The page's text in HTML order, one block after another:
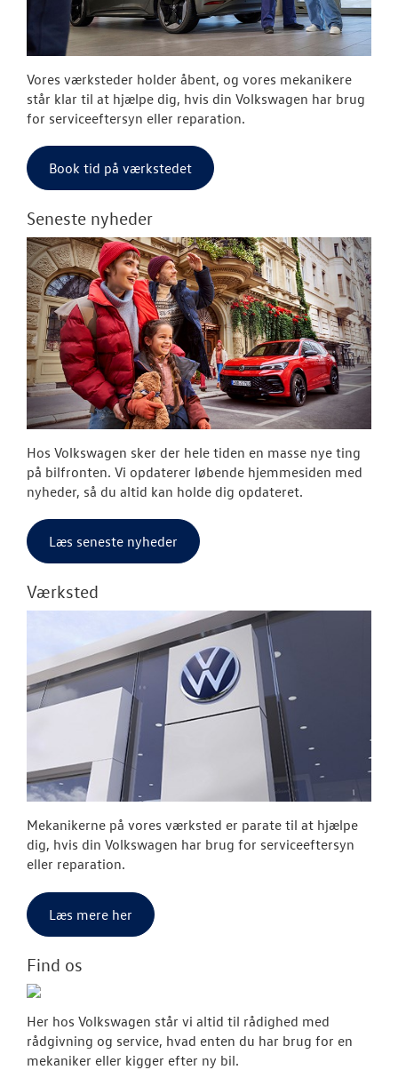
Vores værksteder holder åbent, og vores mekanikere
står klar til at hjælpe dig, hvis din Volkswagen har brug
for serviceeftersyn eller reparation.
Book tid på værkstedet
Seneste nyheder
Hos Volkswagen sker der hele tiden en masse nye ting
på bilfronten. Vi opdaterer løbende hjemmesiden med
nyheder, så du altid kan holde dig opdateret.
Læs seneste nyheder
Værksted
Mekanikerne på vores værksted er parate til at hjælpe
dig, hvis din Volkswagen har brug for serviceeftersyn
eller reparation.
Læs mere her
Find os
Her hos Volkswagen står vi altid til rådighed med
rådgivning og service, hvad enten du har brug for en
mekaniker eller kigger efter ny bil.